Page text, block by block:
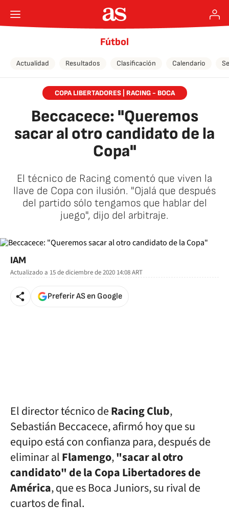
Fútbol
Actualidad Resultados Clasificación Calendario
COPA LIBERTADORES | RACING - BOCA
Beccacece: "Queremos
sacar al otro candidato de la
Copa"
El técnico de Racing comentó que viven la
llave de Copa con ilusión. "Ojalá que después
del partido sólo tengamos que hablar del
juego", dijo del arbitraje.
IAM
Actualizado a 15 de diciembre de 2020 14:08ART
Preferir AS en Google
El director técnico deRacing Club,
Sebastián Beccacece, afirmó hoy que su
equipo está con confianza para, después de
eliminar alFlamengo,"sacar al otro
candidato"de la Copa Libertadores de
América, que es Boca Juniors, su rival de
cuartos de final.